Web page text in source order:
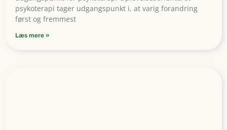
psykoterapi tager udgangspunkt i, at varig forandring
først og fremmest
Læs mere »